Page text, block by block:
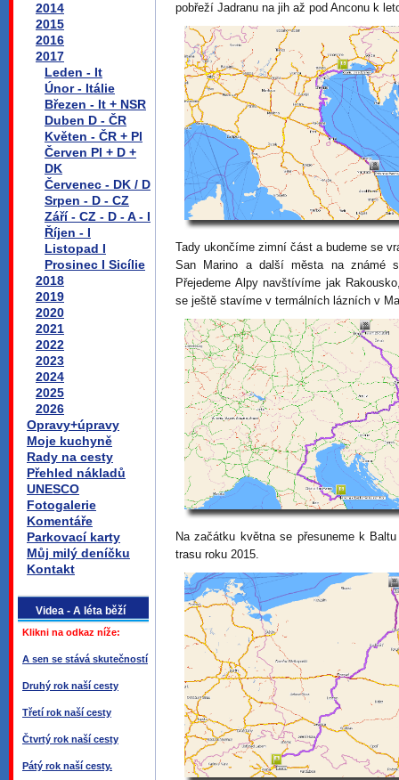
2014
2015
2016
2017
Leden - It
Únor - Itálie
Březen - It + NSR
Duben D - ČR
Květen - ČR + Pl
Červen Pl + D +
DK
Červenec - DK / D
Srpen - D - CZ
Září - CZ - D - A - I
Říjen - I
Listopad I
Prosinec I Sicílie
2018
2019
2020
2021
2022
2023
2024
2025
2026
Opravy+úpravy
Moje kuchyně
Rady na cesty
Přehled nákladů
UNESCO
Fotogalerie
Komentáře
Parkovací karty
Můj milý deníčku
Kontakt
Videa - A léta běží
Klikni na odkaz níže:
A sen se stává skutečností
Druhý rok naší cesty
Třetí rok naší cesty
Čtvrtý rok naší cesty
Pátý rok naší cesty.
pobřeží Jadranu na jih až pod Anconu k
Tady ukončíme zimní část a budeme se
San Marino a další města na známé
Přejedeme Alpy navštívíme jak
se ještě stavíme v termálních lázních v
Na začátku května se přesuneme k
trasu roku 2015.